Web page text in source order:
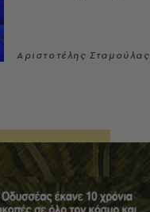
Αριστοτέλης Σταμούλας